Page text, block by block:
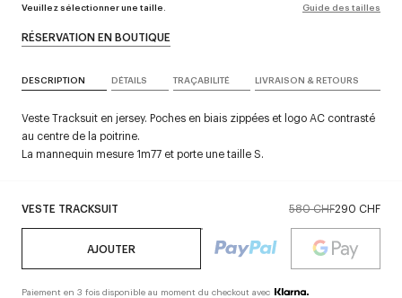
Veuillez sélectionner une taille. Guide des tailles
VESTE TRACKSUIT 580 CHF290 CHF
AJOUTER
Paiement en 3 fois disponible au moment du checkout avec
RÉSERVATION EN BOUTIQUE
DESCRIPTION DÉTAILS TRAÇABILITÉ LIVRAISON & RETOURS
Veste Tracksuit en jersey. Poches en biais zippées et logo AC contrasté
au centre de la poitrine.
La mannequin mesure 1m77 et porte une taille S.